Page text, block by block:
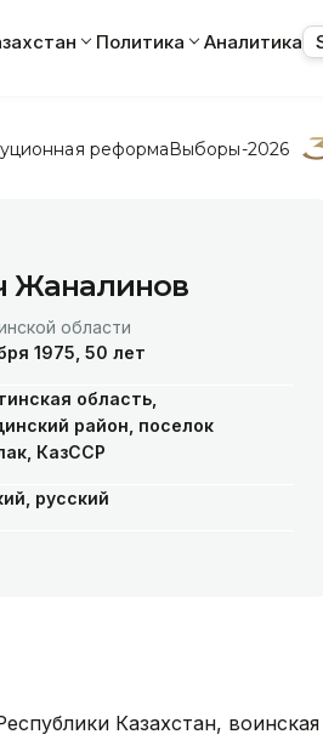
Политика Аналитика
реформаВыборы-2026
Жаналинов
области
1975, 50 лет
область,
район, поселок
КазССР
русский
Казахстан, воинская